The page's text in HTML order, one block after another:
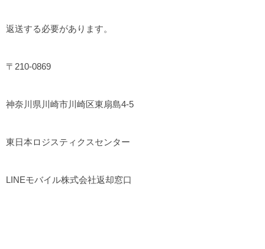
返送する必要があります。
〒210-0869
神奈川県川崎市川崎区東扇島4-5
東日本ロジスティクスセンター
LINEモバイル株式会社返却窓口